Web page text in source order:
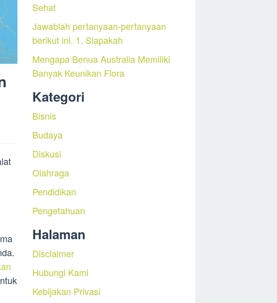
Sehat
Jawablah pertanyaan-pertanyaan
berikut ini. 1. Siapakah
Mengapa Benua Australia Memiliki
Banyak Keunikan Flora
Kategori
Bisnis
Budaya
Diskusi
Olahraga
Pendidikan
Pengetahuan
Halaman
Disclaimer
Hubungi Kami
Kebijakan Privasi